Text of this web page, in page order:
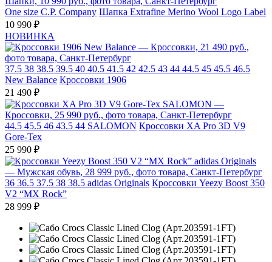
One size C.P. Company Шапка Extrafine Merino Wool Logo Label
10 990 ₽
НОВИНКА
37.5 38 38.5 39.5 40 40.5 41.5 42 42.5 43 44 44.5 45 45.5 46.5
New Balance Кроссовки 1906
21 490 ₽
44.5 45.5 46 43.5 44 SALOMON Кроссовки XA Pro 3D V9
Gore-Tex
25 990 ₽
36 36.5 37.5 38 38.5 adidas Originals Кроссовки Yeezy Boost 350
V2 “MX Rock”
28 999 ₽